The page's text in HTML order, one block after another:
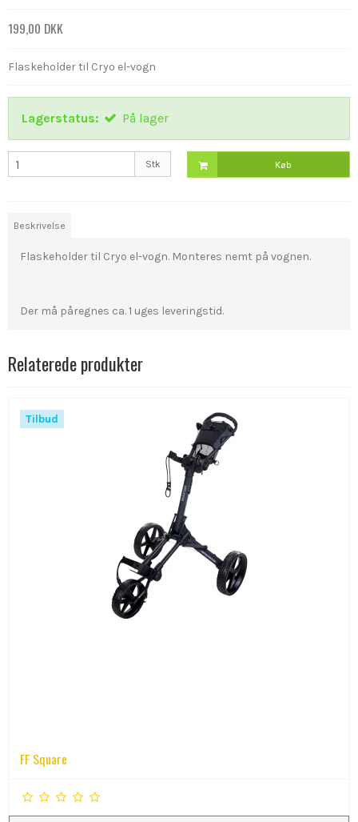
199,00 DKK
Flaskeholder til Cryo el-vogn
Lagerstatus: På lager
Stk Køb
Beskrivelse
Flaskeholder til Cryo el-vogn. Monteres nemt på vognen.
Der må påregnes ca. 1 uges leveringstid.
Relaterede produkter
Tilbud
FF Square